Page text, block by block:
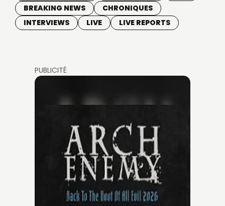
BREAKING NEWS
CHRONIQUES
INTERVIEWS
LIVE LIVE REPORTS
PUBLICITÉ